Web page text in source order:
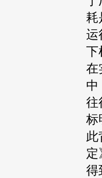
耗
运
下
在
中
往
标
此
定
得